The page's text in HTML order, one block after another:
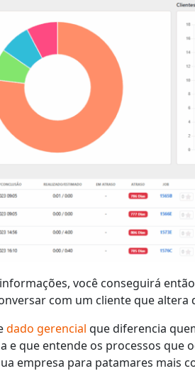
você conseguirá
com um cliente que
dado gerencial que diferencia
e que entende os processos que
empresa para patamares mais